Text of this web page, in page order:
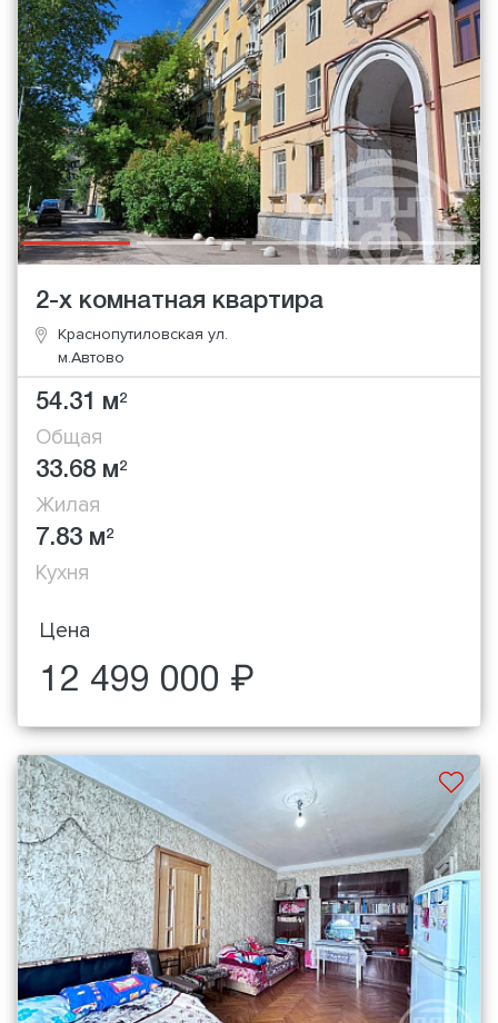
2-х комнатная квартира
Краснопутиловская ул.
м.Автово
54.31 м2
Общая
33.68 м2
Жилая
7.83 м2
Кухня
Цена
12 499 000 ₽